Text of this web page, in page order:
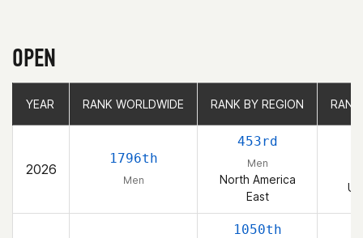
OPEN
YEAR RANK WORLDWIDE RANK BY REGION
2026
1796th
Men
453rd
Men
North America
East
1050th
YEAR RANK WORLDWIDE RANK BY REGION